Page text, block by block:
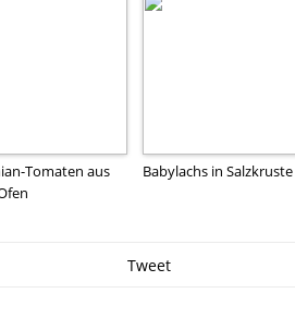
Tomaten aus
Babylachs in Salzkruste
Tweet